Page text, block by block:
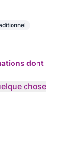
dont
chose